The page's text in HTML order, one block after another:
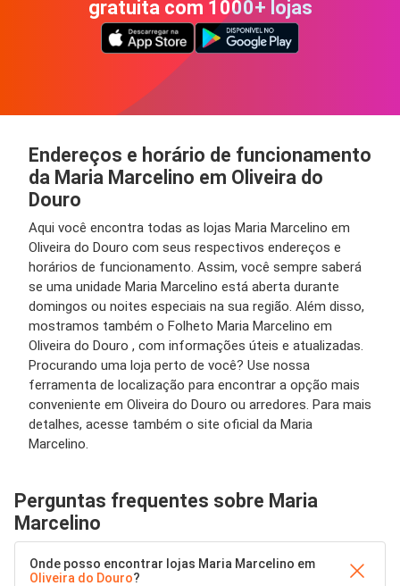
gratuita com 1000+ lojas
Endereços e horário de funcionamento
da Maria Marcelino em Oliveira do
Douro
Aqui você encontra todas as lojas Maria Marcelino em
Oliveira do Douro com seus respectivos endereços e
horários de funcionamento. Assim, você sempre saberá
se uma unidade Maria Marcelino está aberta durante
domingos ou noites especiais na sua região. Além disso,
mostramos também o Folheto Maria Marcelino em
Oliveira do Douro , com informações úteis e atualizadas.
Procurando uma loja perto de você? Use nossa
ferramenta de localização para encontrar a opção mais
conveniente em Oliveira do Douro ou arredores. Para mais
detalhes, acesse também o site oficial da Maria
Marcelino.
Perguntas frequentes sobre Maria
Marcelino
Onde posso encontrar lojas Maria Marcelino em
Oliveira do Douro?